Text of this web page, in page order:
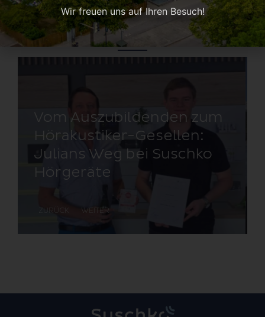
Aktuelle Meldungen
zum
Strategie­ta­gung am
Eibsee – Aus­tausch,
spekti­ven und ge­mein­
same Ziele
ZURÜCK WEITER
Wir freuen uns auf Ihren Besuch!